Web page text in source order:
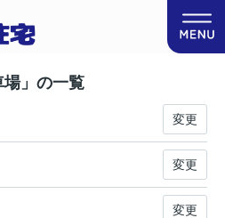
場」の一覧
変更
変更
変更